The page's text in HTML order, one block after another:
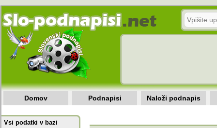
Domov Podnapisi Naloži podnapis
Vsi podatki v bazi